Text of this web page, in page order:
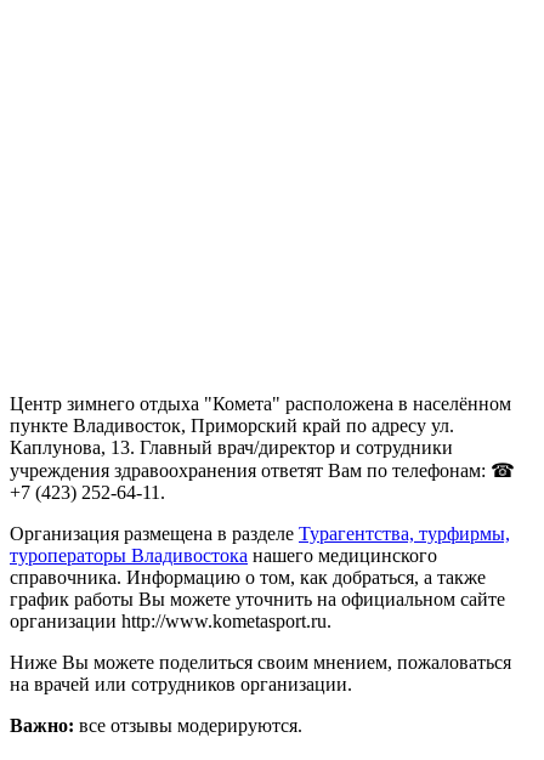
Центр зимнего отдыха "Комета" расположена в населённом
пункте Владивосток, Приморский край по адресу ул.
Каплунова, 13. Главный врач/директор и сотрудники
учреждения здравоохранения ответят Вам по телефонам: ☎
+7 (423) 252-64-11.
Организация размещена в разделе Турагентства, турфирмы,
туроператоры Владивостока нашего медицинского
справочника. Информацию о том, как добраться, а также
график работы Вы можете уточнить на официальном сайте
организации http://www.kometasport.ru.
Ниже Вы можете поделиться своим мнением, пожаловаться
на врачей или сотрудников организации.
Важно: все отзывы модерируются.